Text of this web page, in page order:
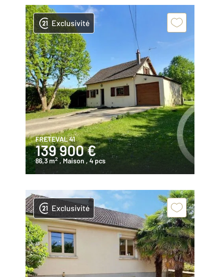
Exclusivité
FRETEVAL 41
139 900 €
86,3 m2 , Maison , 4 pcs
Exclusivité